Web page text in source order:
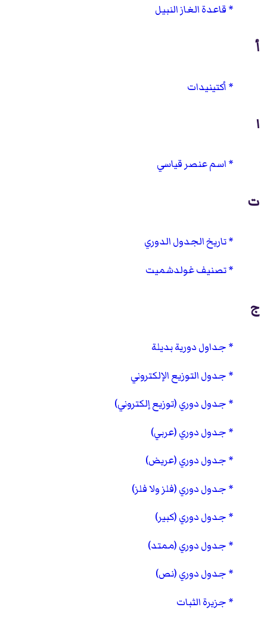
قاعدة الغاز النبيل
أ
أكتينيدات
ا
اسم عنصر قياسي
ت
تاريخ الجدول الدوري
تصنيف غولدشميت
ج
جداول دورية بديلة
جدول التوزيع الإلكتروني
جدول دوري (توزيع إلكتروني)
جدول دوري (عربي)
جدول دوري (عريض)
جدول دوري (فلز ولا فلز)
جدول دوري (كبير)
جدول دوري (ممتد)
جدول دوري (نص)
جزيرة الثبات